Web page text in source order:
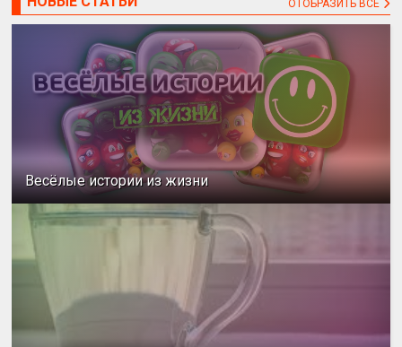
ОТОБРАЗИТЬ ВСЕ
Весёлые истории из жизни